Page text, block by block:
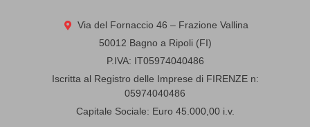
Via del Fornaccio 46 – Frazione Vallina
50012 Bagno a Ripoli (FI)
P.IVA: IT05974040486
Iscritta al Registro delle Imprese di FIRENZE n:
05974040486
Capitale Sociale: Euro 45.000,00 i.v.